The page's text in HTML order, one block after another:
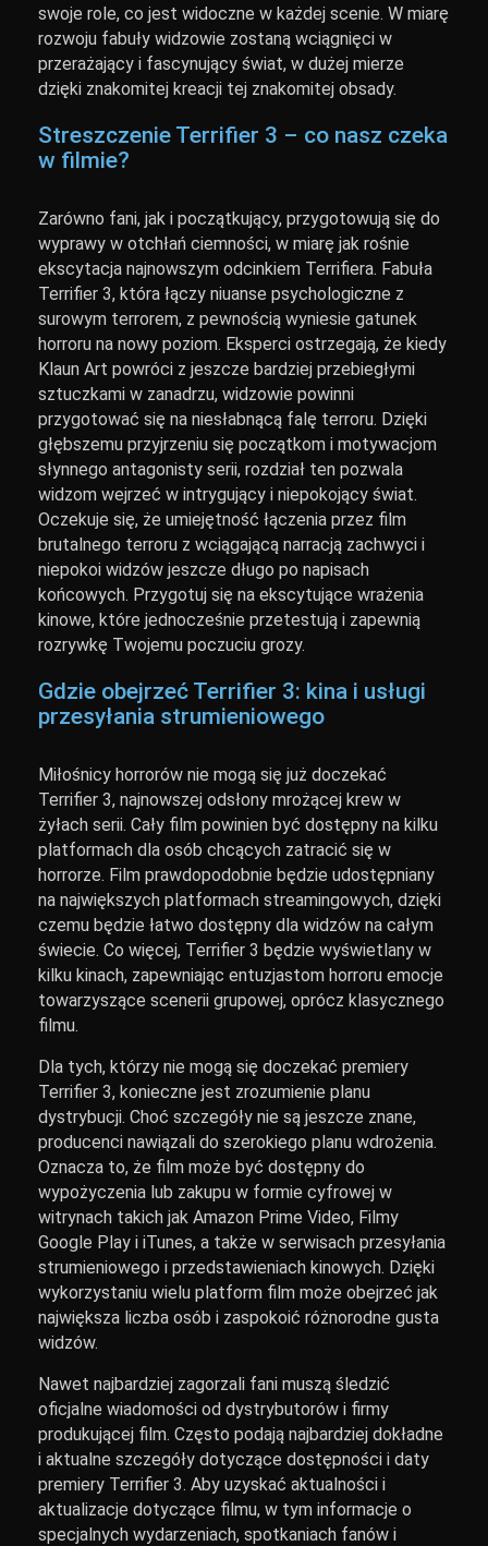
swoje role, co jest widoczne w każdej scenie. W miarę
rozwoju fabuły widzowie zostaną wciągnięci w
przerażający i fascynujący świat, w dużej mierze
dzięki znakomitej kreacji tej znakomitej obsady.
Streszczenie Terrifier 3 – co nasz czeka
w filmie?
Zarówno fani, jak i początkujący, przygotowują się do
wyprawy w otchłań ciemności, w miarę jak rośnie
ekscytacja najnowszym odcinkiem Terrifiera. Fabuła
Terrifier 3, która łączy niuanse psychologiczne z
surowym terrorem, z pewnością wyniesie gatunek
horroru na nowy poziom. Eksperci ostrzegają, że kiedy
Klaun Art powróci z jeszcze bardziej przebiegłymi
sztuczkami w zanadrzu, widzowie powinni
przygotować się na niesłabnącą falę terroru. Dzięki
głębszemu przyjrzeniu się początkom i motywacjom
słynnego antagonisty serii, rozdział ten pozwala
widzom wejrzeć w intrygujący i niepokojący świat.
Oczekuje się, że umiejętność łączenia przez film
brutalnego terroru z wciągającą narracją zachwyci i
niepokoi widzów jeszcze długo po napisach
końcowych. Przygotuj się na ekscytujące wrażenia
kinowe, które jednocześnie przetestują i zapewnią
rozrywkę Twojemu poczuciu grozy.
Gdzie obejrzeć Terrifier 3: kina i usługi
przesyłania strumieniowego
Miłośnicy horrorów nie mogą się już doczekać
Terrifier 3, najnowszej odsłony mrożącej krew w
żyłach serii. Cały film powinien być dostępny na kilku
platformach dla osób chcących zatracić się w
horrorze. Film prawdopodobnie będzie udostępniany
na największych platformach streamingowych, dzięki
czemu będzie łatwo dostępny dla widzów na całym
świecie. Co więcej, Terrifier 3 będzie wyświetlany w
kilku kinach, zapewniając entuzjastom horroru emocje
towarzyszące scenerii grupowej, oprócz klasycznego
filmu.
Dla tych, którzy nie mogą się doczekać premiery
Terrifier 3, konieczne jest zrozumienie planu
dystrybucji. Choć szczegóły nie są jeszcze znane,
producenci nawiązali do szerokiego planu wdrożenia.
Oznacza to, że film może być dostępny do
wypożyczenia lub zakupu w formie cyfrowej w
witrynach takich jak Amazon Prime Video, Filmy
Google Play i iTunes, a także w serwisach przesyłania
strumieniowego i przedstawieniach kinowych. Dzięki
wykorzystaniu wielu platform film może obejrzeć jak
największa liczba osób i zaspokoić różnorodne gusta
widzów.
Nawet najbardziej zagorzali fani muszą śledzić
oficjalne wiadomości od dystrybutorów i firmy
produkującej film. Często podają najbardziej dokładne
i aktualne szczegóły dotyczące dostępności i daty
premiery Terrifier 3. Aby uzyskać aktualności i
aktualizacje dotyczące filmu, w tym informacje o
specjalnych wydarzeniach, spotkaniach fanów i